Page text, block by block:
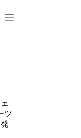
ツ